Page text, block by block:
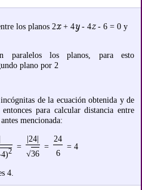
los planos 2x+ 4y- 4z- 6 = 0 y
paralelos los planos, para esto
plano por 2
de la ecuación obtenida y de
para calcular distancia entre
mencionada:
=
|24|
=
24
= 4
2 √36 6
4.